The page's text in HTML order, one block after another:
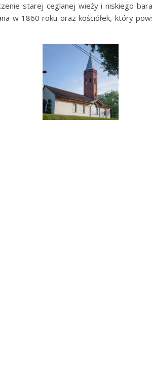
starej ceglanej wieży i niskiego
w 1860 roku oraz kościółek, który